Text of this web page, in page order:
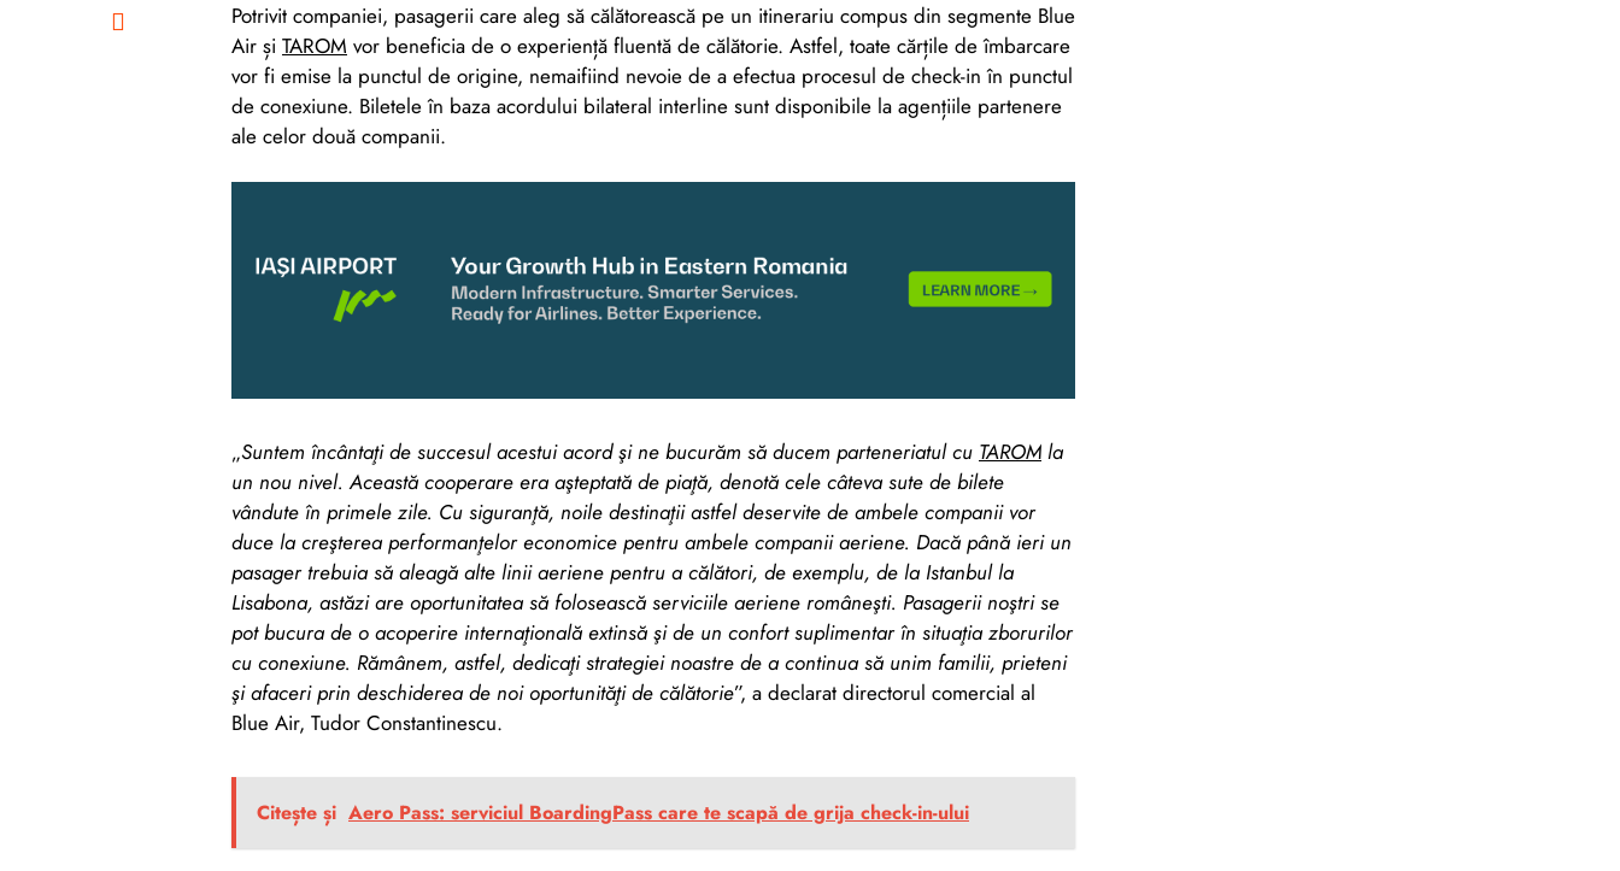
Potrivit companiei, pasagerii care aleg să călătorească pe un itinerariu compus din segmente Blue
Air și TAROM vor beneficia de o experiență fluentă de călătorie. Astfel, toate cărțile de îmbarcare
vor fi emise la punctul de origine, nemaifiind nevoie de a efectua procesul de check-in în punctul
de conexiune. Biletele în baza acordului bilateral interline sunt disponibile la agențiile partenere
ale celor două companii.
„Suntem încântaţi de succesul acestui acord şi ne bucurăm să ducem parteneriatul cu TAROM la
un nou nivel. Această cooperare era aşteptată de piaţă, denotă cele câteva sute de bilete
vândute în primele zile. Cu siguranţă, noile destinaţii astfel deservite de ambele companii vor
duce la creşterea performanţelor economice pentru ambele companii aeriene. Dacă până ieri un
pasager trebuia să aleagă alte linii aeriene pentru a călători, de exemplu, de la Istanbul la
Lisabona, astăzi are oportunitatea să folosească serviciile aeriene româneşti. Pasagerii noştri se
pot bucura de o acoperire internaţională extinsă şi de un confort suplimentar în situaţia zborurilor
cu conexiune. Rămânem, astfel, dedicaţi strategiei noastre de a continua să unim familii, prieteni
şi afaceri prin deschiderea de noi oportunităţi de călătorie”, a declarat directorul comercial al
Blue Air, Tudor Constantinescu.
Citește și Aero Pass: serviciul BoardingPass care te scapă de grija check-in-ului